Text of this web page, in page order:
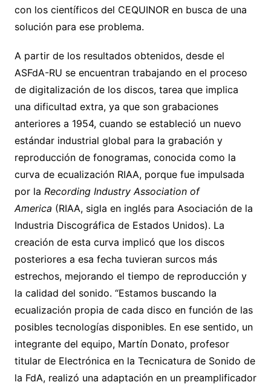
con los científicos del CEQUINOR en busca de una
solución para ese problema.
A partir de los resultados obtenidos, desde el
ASFdA-RU se encuentran trabajando en el proceso
de digitalización de los discos, tarea que implica
una dificultad extra, ya que son grabaciones
anteriores a 1954, cuando se estableció un nuevo
estándar industrial global para la grabación y
reproducción de fonogramas, conocida como la
curva de ecualización RIAA, porque fue impulsada
por la Recording Industry Association of
America (RIAA, sigla en inglés para Asociación de la
Industria Discográfica de Estados Unidos). La
creación de esta curva implicó que los discos
posteriores a esa fecha tuvieran surcos más
estrechos, mejorando el tiempo de reproducción y
la calidad del sonido. “Estamos buscando la
ecualización propia de cada disco en función de las
posibles tecnologías disponibles. En ese sentido, un
integrante del equipo, Martín Donato, profesor
titular de Electrónica en la Tecnicatura de Sonido de
la FdA, realizó una adaptación en un preamplificador